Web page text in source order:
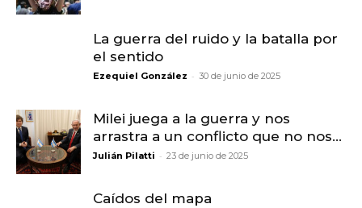
La guerra del ruido y la batalla por
el sentido
Ezequiel González - 30 de junio de 2025
Milei juega a la guerra y nos
arrastra a un conflicto que no nos...
Julián Pilatti - 23 de junio de 2025
Caídos del mapa